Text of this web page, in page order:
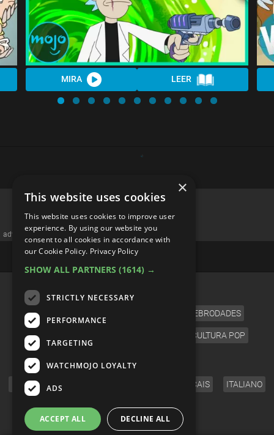
MIRA LEER
advertisememt
CINE CELEBRODADES
VIDEOJUEGOS CULTURA POP
ENGLISH FRANÇAIS ITALIANO
SÍGUENOS
×
This website uses cookies
This website uses cookies to improve user
experience. By using our website you
consent to all cookies in accordance with
our Cookie Policy. Privacy Policy
SHOW ALL PARTNERS (1614) →
STRICTLY NECESSARY
PERFORMANCE
TARGETING
WATCHMOJO LOYALTY
ADS
ACCEPT ALL DECLINE ALL